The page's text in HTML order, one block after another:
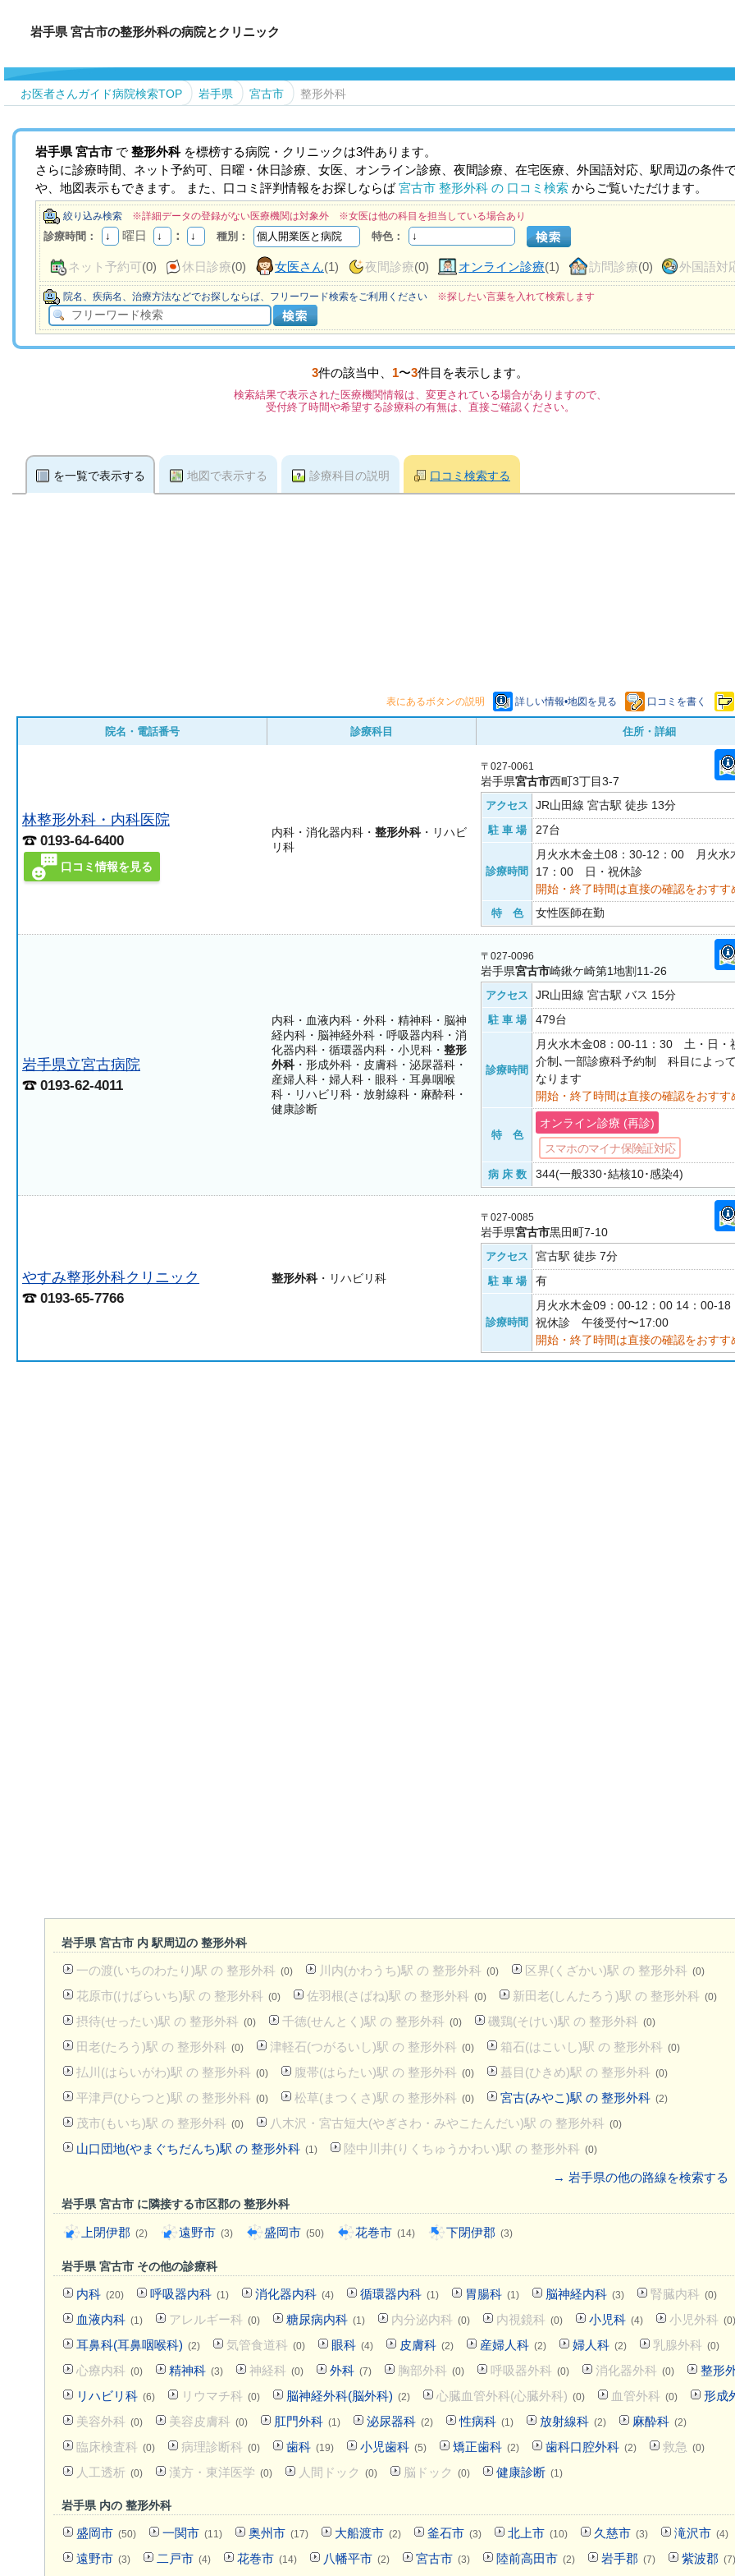
岩手県 宮古市の整形外科の病院とクリニック
お医者さんガイド病院検索TOP 岩手県 宮古市 整形外科
岩手県 宮古市 で 整形外科を標榜する病院・クリニックは3件あります。
さらに診療時間、ネット予約可、日曜・休日診療、女医、オンライン診療、夜間診療、在宅医療、外国語対応、駅周辺の条件
や、地図表示もできます。 また、口コミ評判情報をお探しならば宮古市 整形外科 の 口コミ検索 からご覧いただけます。
絞り込み検索 ※詳細データの登録がない医療機関は対象外 ※女医は他の科目を担当している場合あり
診療時間： 曜日 ： 種別： 特色：
ネット予約可(0) 休日診療(0) 女医さん(1) 夜間診療(0) オンライン診療(1) 訪問診療(0) 外国語対
院名、疾病名、治療方法などでお探しならば、フリーワード検索をご利用ください ※探したい言葉を入れて検索します
3件の該当中、 1〜3件目を表示します。
検索結果で表示された医療機関情報は、変更されている場合がありますので、
受付終了時間や希望する診療科の有無は、直接ご確認ください。
を一覧で表示する 地図で表示する 診療科目の説明 口コミ検索する
表にあるボタンの説明 詳しい情報•地図を見る 口コミを書く
院名・電話番号 診療科目 住所・詳細
林整形外科・内科医院
0193-64-6400
口コミ情報を見る
内科・消化器内科・ 整形外科・リハビ
リ科
〒027-0061
岩手県宮古市西町3丁目3-7
アクセス JR山田線 宮古駅 徒歩 13分
駐 車 場 27台
診療時間
月火水木金土08：30-12：00 月火水
17：00 日・祝休診
開始・終了時間は直接の確認をおすす
特 色 女性医師在勤
岩手県立宮古病院
0193-62-4011
内科・血液内科・外科・精神科・脳神
経内科・脳神経外科・呼吸器内科・消
化器内科・循環器内科・小児科・ 整形
外科・形成外科・皮膚科・泌尿器科・
産婦人科・婦人科・眼科・耳鼻咽喉
科・リハビリ科・放射線科・麻酔科・
健康診断
〒027-0096
岩手県宮古市崎鍬ケ崎第1地割11-26
アクセス JR山田線 宮古駅 バス 15分
駐 車 場 479台
診療時間
月火水木金08：00-11：30 土・日
介制､一部診療科予約制 科目によっ
なります
開始・終了時間は直接の確認をおすす
特 色
オンライン診療 (再診)
スマホのマイナ保険証対応
病 床 数 344(一般330･結核10･感染4)
やすみ整形外科クリニック
0193-65-7766
整形外科・リハビリ科
〒027-0085
岩手県宮古市黒田町7-10
アクセス 宮古駅 徒歩 7分
駐 車 場 有
診療時間
月火水木金09：00-12：00 14：00-
祝休診 午後受付〜17:00
開始・終了時間は直接の確認をおすす
岩手県 宮古市 内 駅周辺の 整形外科
一の渡(いちのわたり)駅 の 整形外科 (0) 川内(かわうち)駅 の 整形外科 (0) 区界(くざかい)駅 の 整形外科 (0)
花原市(けばらいち)駅 の 整形外科 (0) 佐羽根(さばね)駅 の 整形外科 (0) 新田老(しんたろう)駅 の 整形外科 (0)
摂待(せったい)駅 の 整形外科 (0) 千徳(せんとく)駅 の 整形外科 (0) 磯鶏(そけい)駅 の 整形外科 (0)
田老(たろう)駅 の 整形外科 (0) 津軽石(つがるいし)駅 の 整形外科 (0) 箱石(はこいし)駅 の 整形外科 (0)
払川(はらいがわ)駅 の 整形外科 (0) 腹帯(はらたい)駅 の 整形外科 (0) 蟇目(ひきめ)駅 の 整形外科 (0)
平津戸(ひらつと)駅 の 整形外科 (0) 松草(まつくさ)駅 の 整形外科 (0) 宮古(みやこ)駅 の 整形外科 (2)
茂市(もいち)駅 の 整形外科 (0) 八木沢・宮古短大(やぎさわ・みやこたんだい)駅 の 整形外科 (0)
山口団地(やまぐちだんち)駅 の 整形外科 (1) 陸中川井(りくちゅうかわい)駅 の 整形外科 (0)
→ 岩手県の他の路線を検索する
岩手県 宮古市 に隣接する市区郡の 整形外科
上閉伊郡 (2) 遠野市 (3) 盛岡市 (50) 花巻市 (14) 下閉伊郡 (3)
岩手県 宮古市 その他の診療科
内科 (20) 呼吸器内科 (1) 消化器内科 (4) 循環器内科 (1) 胃腸科 (1) 脳神経内科 (3) 腎臓内科 (0)
血液内科 (1) アレルギー科 (0) 糖尿病内科 (1) 内分泌内科 (0) 内視鏡科 (0) 小児科 (4) 小児外科 (0)
耳鼻科(耳鼻咽喉科) (2) 気管食道科 (0) 眼科 (4) 皮膚科 (2) 産婦人科 (2) 婦人科 (2) 乳腺外科 (0)
心療内科 (0) 精神科 (3) 神経科 (0) 外科 (7) 胸部外科 (0) 呼吸器外科 (0) 消化器外科 (0)
整形
リハビリ科 (6) リウマチ科 (0) 脳神経外科(脳外科) (2) 心臓血管外科(心臓外科) (0) 血管外科 (0)
形成
美容外科 (0) 美容皮膚科 (0) 肛門外科 (1) 泌尿器科 (2) 性病科 (1) 放射線科 (2) 麻酔科 (2)
臨床検査科 (0) 病理診断科 (0) 歯科 (19) 小児歯科 (5) 矯正歯科 (2) 歯科口腔外科 (2) 救急 (0)
人工透析 (0) 漢方・東洋医学 (0) 人間ドック (0) 脳ドック (0) 健康診断 (1)
岩手県 内の 整形外科
盛岡市 (50) 一関市 (11) 奥州市 (17) 大船渡市 (2) 釜石市 (3) 北上市 (10) 久慈市 (3) 滝沢市 (4)
遠野市 (3) 二戸市 (4) 花巻市 (14) 八幡平市 (2) 宮古市 (3) 陸前高田市 (2) 岩手郡 (7) 紫波郡 (7)